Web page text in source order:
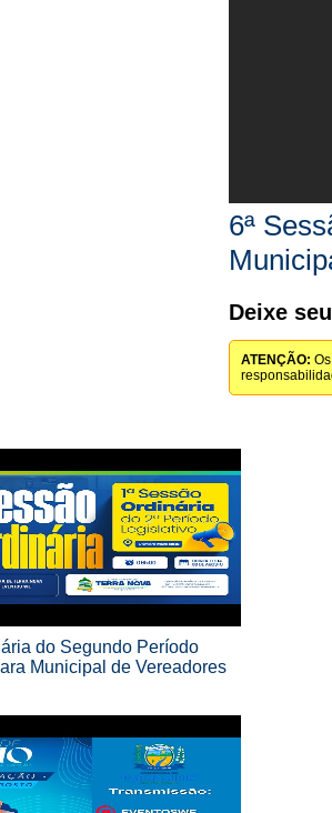
6ª
Deixe
ATENÇÃO:
do Segundo Período
Municipal de Vereadores